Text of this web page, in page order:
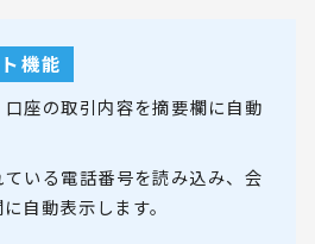
機能
口座の取引内容を摘要欄に自動
ている電話番号を読み込み、会
自動表示します。